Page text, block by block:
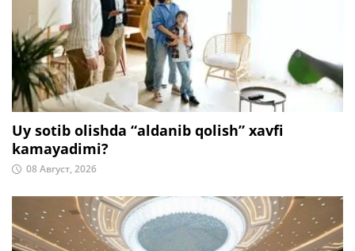
Uy sotib olishda “aldanib qolish” xavfi
kamayadimi?
08 Август, 2026